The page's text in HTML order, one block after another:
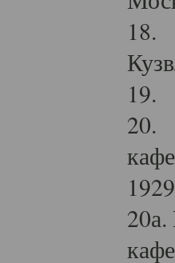
18.
19.
20.